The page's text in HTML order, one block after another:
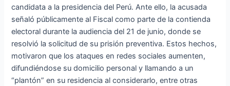
candidata a la presidencia del Perú. Ante ello, la acusada
señaló públicamente al Fiscal como parte de la contienda
electoral durante la audiencia del 21 de junio, donde se
resolvió la solicitud de su prisión preventiva. Estos hechos,
motivaron que los ataques en redes sociales aumenten,
difundiéndose su domicilio personal y llamando a un
“plantón” en su residencia al considerarlo, entre otras